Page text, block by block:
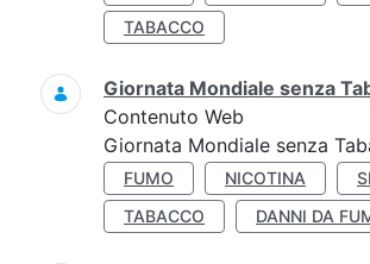
TABACCO
Giornata Mondiale senza
Contenuto Web
Giornata Mondiale senza
FUMO NICOTINA
TABACCO
DANNI DA